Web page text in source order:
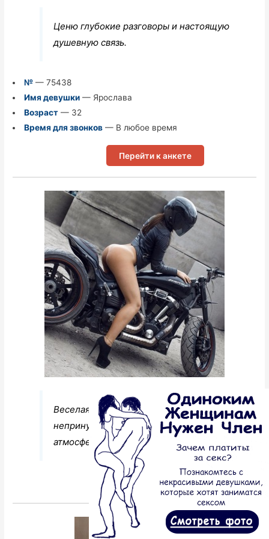
Ценю глубокие разговоры и настоящую
душевную связь.
№— 75438
Имя девушки— Ярослава
Возраст— 32
Время для звонков— В любое время
Перейти к анкете
Веселая и игривая, готовая создать
непринужденную и радостную
атмосферу.
Перейти к анкете